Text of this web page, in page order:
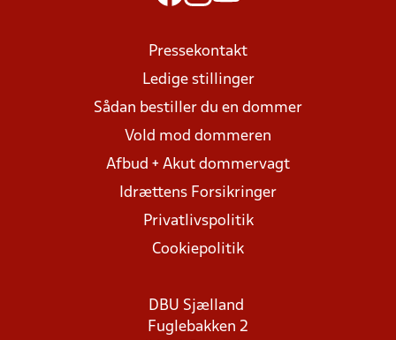
Pressekontakt
Ledige stillinger
Sådan bestiller du en dommer
Vold mod dommeren
Afbud + Akut dommervagt
Idrættens Forsikringer
Privatlivspolitik
Cookiepolitik
DBU Sjælland
Fuglebakken 2